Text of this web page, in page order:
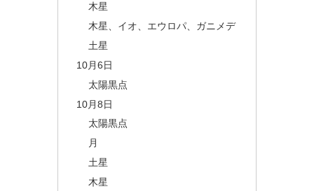
木星
木星、イオ、エウロパ、ガニメデ
土星
10月6日
太陽黒点
10月8日
太陽黒点
月
土星
木星